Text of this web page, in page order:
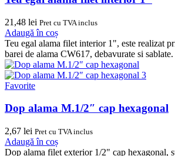
21,48 lei Pret cu TVA inclus
Adaugă în coș
Teu egal alama filet interior 1", este realizat
barei de alama CW617, debavurate si sablate.
Favorite
Dop alama M.1/2″ cap hexagonal
2,67 lei Pret cu TVA inclus
Adaugă în coș
Dop alama filet exterior 1/2" cap hexagonal,